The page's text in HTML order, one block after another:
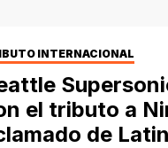
INTERNACIONAL
el tributo a
de